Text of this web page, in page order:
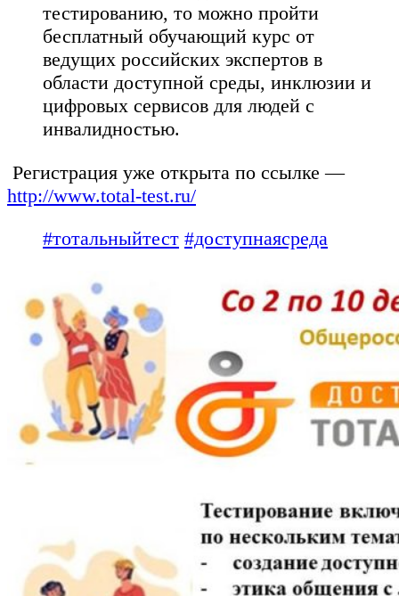
тестированию, то можно пройти
бесплатный обучающий курс от
ведущих российских экспертов в
области доступной среды, инклюзии и
цифровых сервисов для людей с
инвалидностью.
Регистрация уже открыта по ссылке —
http://www.total-test.ru/
#тотальныйтест #доступнаясреда